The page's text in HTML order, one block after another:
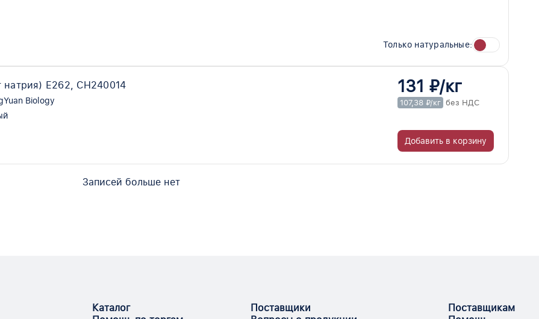
Только натуральные:
Е262, CH240014
Biology
131 ₽/кг
107,38 ₽/кг без НДС
Добавить в корзину
Записей больше нет
Каталог
Поставщики
Поставщикам